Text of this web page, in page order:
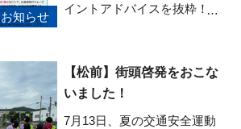
お知らせ
イントアドバイスを抜粋！7
健康習慣」です。 夏バテの
原因や熱中症との違い、暑
い季節を元気に乗り切るた
めのポイントを紹介してい
【松前】街頭啓発をおこな
いました！
7月13日、夏の交通安全運動